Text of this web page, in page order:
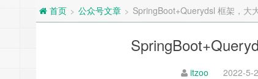
首页 > 公众号文章 > SpringBoot+Querydsl 框架，大
itzoo 2022-5-